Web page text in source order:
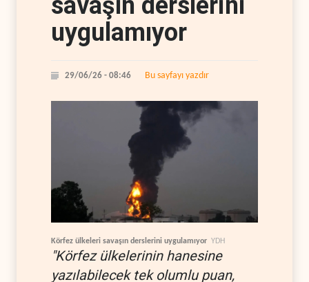
uygulamıyor
29/06/26 - 08:46 Bu sayfayı yazdır
Körfez ülkeleri savaşın derslerini uygulamıyor YDH
"Körfez ülkelerinin hanesine
yazılabilecek tek olumlu puan,